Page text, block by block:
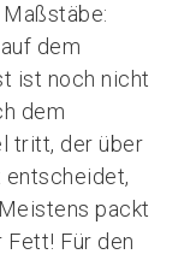
dem
ist noch nicht
dem
tritt, der über
entscheidet,
packt
Für den